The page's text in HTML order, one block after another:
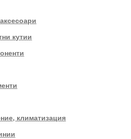
кутии
климатизация